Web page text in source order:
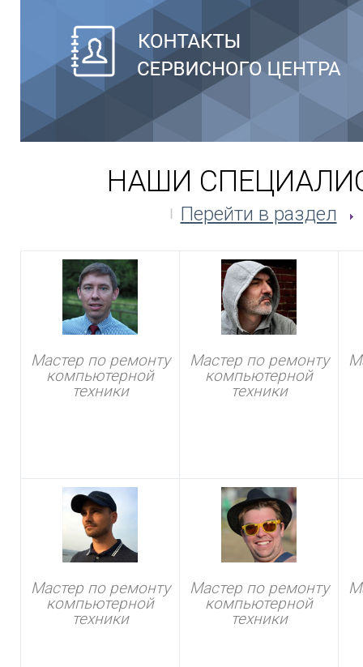
НАШИ
Перейти в раздел
Мастер по ремонту
компьютерной
техники
Мастер по ремонту
компьютерной
техники
Мастер по ремонту
компьютерной
техники
Мастер по ремонту
компьютерной
техники